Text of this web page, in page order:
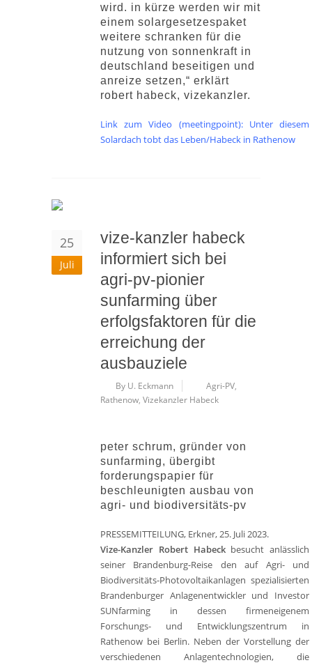
wird. in kürze werden wir mit
einem solargesetzespaket
weitere schranken für die
nutzung von sonnenkraft in
deutschland beseitigen und
anreize setzen,“ erklärt
robert habeck, vizekanzler.
Link zum Video (meetingpoint): Unter diesem
Solardach tobt das Leben/Habeck in Rathenow
25
Juli
vize-kanzler habeck
informiert sich bei
agri-pv-pionier
sunfarming über
erfolgsfaktoren für die
erreichung der
ausbauziele
By U. Eckmann Agri-PV,
Rathenow, Vizekanzler Habeck
peter schrum, gründer von
sunfarming, übergibt
forderungspapier für
beschleunigten ausbau von
agri- und biodiversitäts-pv
PRESSEMITTEILUNG, Erkner, 25. Juli 2023.
Vize-Kanzler Robert Habeckbesucht anlässlich
seiner Brandenburg-Reise den auf Agri- und
Biodiversitäts-Photovoltaikanlagen spezialisierten
Brandenburger Anlagenentwickler und Investor
SUNfarming in dessen firmeneigenem
Forschungs- und Entwicklungszentrum in
Rathenow bei Berlin. Neben der Vorstellung der
verschiedenen Anlagentechnologien, die